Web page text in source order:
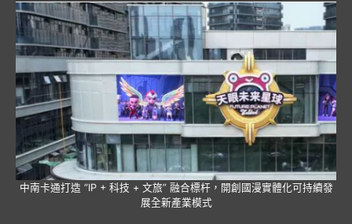
中南卡通打造 “IP + 科技 + 文旅” 融合標杆，開創國漫實體化可持續發
展全新產業模式